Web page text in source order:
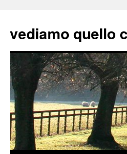
vediamo quello